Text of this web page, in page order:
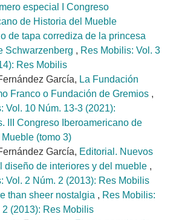
especial I Congreso
de Historia del Mueble
de tapa corrediza de la princesa
Schwarzenberg , Res Mobilis: Vol. 3
Res Mobilis
García, La Fundación
Franco o Fundación de Gremios ,
Vol. 10 Núm. 13-3 (2021):
III Congreso Iberoamericano de
(tomo 3)
García, Editorial. Nuevos
diseño de interiores y del mueble ,
Vol. 2 Núm. 2 (2013): Res Mobilis
than sheer nostalgia , Res Mobilis:
2 (2013): Res Mobilis